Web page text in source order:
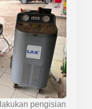
pengisian